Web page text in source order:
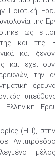
Ποιοτική
της
ως
και της
και
και έχει
την
(ΕΠΙ),